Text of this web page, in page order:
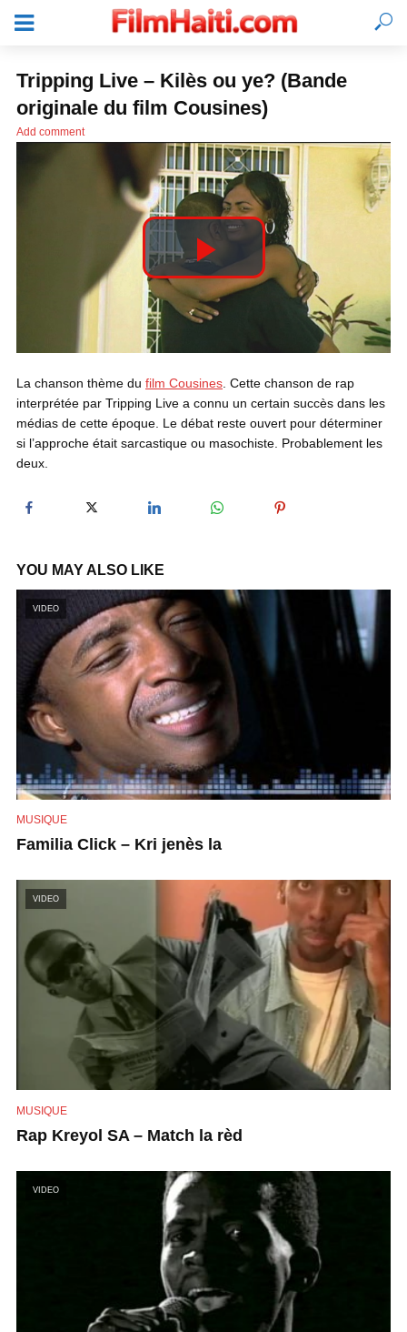
Tripping Live – Kilès ou ye? (Bande
originale du film Cousines)
Add comment
P
a
y
V
i
d
e
o
La chanson thème du film Cousines . Cette chanson de rap
interprétée par Tripping Live a connu un certain succès dans les
médias de cette époque. Le débat reste ouvert pour déterminer
si l’approche était sarcastique ou masochiste. Probablement les
deux.
YOU MAY ALSO LIKE
VIDEO
MUSIQUE
Familia Click – Kri jenès la
VIDEO
MUSIQUE
Rap Kreyol SA – Match la rèd
VIDEO